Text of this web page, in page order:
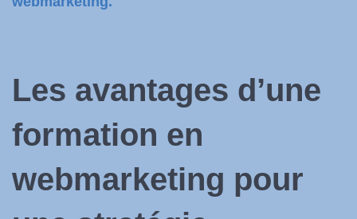
Les avantages d’une
formation en
webmarketing pour